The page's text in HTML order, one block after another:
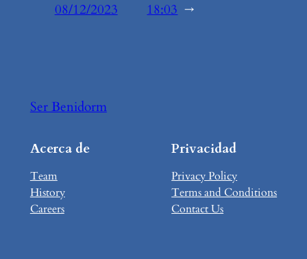
08/12/2023
18:03 →
Ser Benidorm
Acerca de
Team
History
Careers
Privacidad
Privacy Policy
Terms and Conditions
Contact Us